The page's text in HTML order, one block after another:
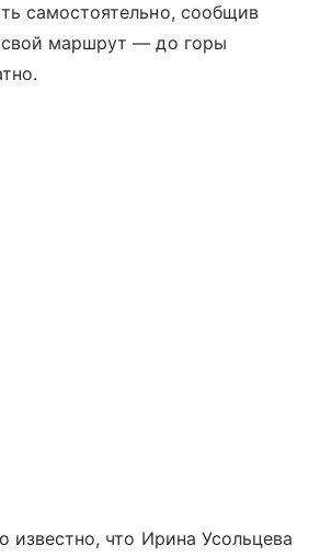
самостоятельно, сообщив
свой маршрут — до горы
известно, что Ирина Усольцева